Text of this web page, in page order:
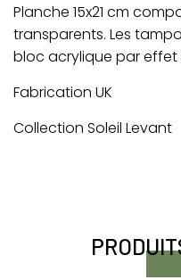
Planche 15x21 cm
transparents. Les
bloc acrylique par
Fabrication UK
Collection Soleil Levant